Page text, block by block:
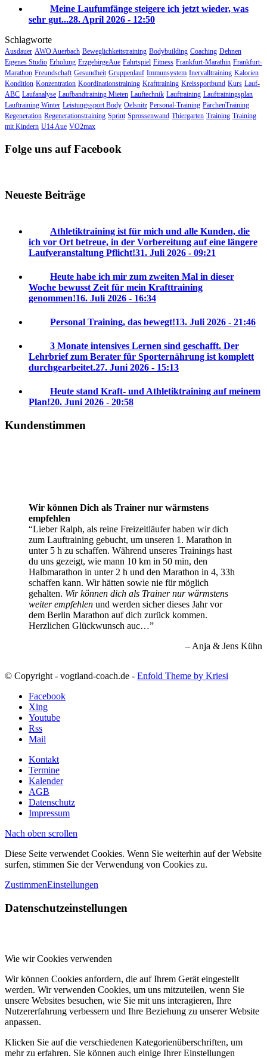
Meine Laufumfänge steigere ich jetzt wieder, was
sehr gut...28. April 2026 - 12:50
Schlagworte
Ausdauer AWO Auerbach Beweglichkeitstraining Bodybuilding Coaching Dehnen
Eigenes Studio Erholung ErzgebirgeAue Fahrtspiel Fitness Frankfurt-Marathin Frankfurt-
Marathon Freundschaft Gesundheit Gruppenlauf Immunsystem Inervalltraining Kalorien
Kondition Konzentration Koordinationstraining Krafttraining Kreissportbund Kurs Lauf-
ABC Laufanalyse Laufbandtraining Mieten Lauftechnik Lauftraining Lauftrainingsplan
Lauftraining Winter Leistungssport Body Oelsnitz Personal-Training PärchenTraining
Regeneration Regenerationstraining Sprint Sprossenwand Thiergarten Training Training
mit Kindern U14 Aue VO2max
Folge uns auf Facebook
Neueste Beiträge
Athletiktraining ist für mich und alle Kunden, die
ich vor Ort betreue, in der Vorbereitung auf eine längere
Laufveranstaltung Pflicht!31. Juli 2026 - 09:21
Heute habe ich mir zum zweiten Mal in dieser
Woche bewusst Zeit für mein Krafttraining
genommen!16. Juli 2026 - 16:34
Personal Training, das bewegt!13. Juli 2026 - 21:46
3 Monate intensives Lernen sind geschafft. Der
Lehrbrief zum Berater für Sporternährung ist komplett
durchgearbeitet.27. Juni 2026 - 15:13
Heute stand Kraft- und Athletiktraining auf meinem
Plan!20. Juni 2026 - 20:58
Kundenstimmen
Wir können Dich als Trainer nur wärmstens
empfehlen
Lieber Ralph, als reine Freizeitläufer haben wir dich
zum Lauftraining gebucht, um unseren 1. Marathon in
unter 5 h zu schaffen. Während unseres Trainings hast
du uns gezeigt, wie mann 10 km in 50 min, den
Halbmarathon in unter 2 h und den Marathon in 4, 33h
schaffen kann. Wir hätten sowie nie für möglich
gehalten. Wir können dich als Trainer nur wärmstens
weiter empfehlen und werden sicher dieses Jahr vor
dem Berlin Marathon auf dich zurück kommen.
Herzlichen Glückwunsch auc…
Anja & Jens Kühn
© Copyright - vogtland-coach.de - Enfold Theme by Kriesi
Facebook
Xing
Youtube
Rss
Mail
Kontakt
Termine
Kalender
AGB
Datenschutz
Impressum
Nach oben scrollen
Diese Seite verwendet Cookies. Wenn Sie weiterhin auf der Website
surfen, stimmen Sie der Verwendung von Cookies zu.
ZustimmenEinstellungen
Datenschutzeinstellungen
Wie wir Cookies verwenden
Wir können Cookies anfordern, die auf Ihrem Gerät eingestellt
werden. Wir verwenden Cookies, um uns mitzuteilen, wenn Sie
unsere Websites besuchen, wie Sie mit uns interagieren, Ihre
Nutzererfahrung verbessern und Ihre Beziehung zu unserer Website
anpassen.
Klicken Sie auf die verschiedenen Kategorienüberschriften, um
mehr zu erfahren. Sie können auch einige Ihrer Einstellungen